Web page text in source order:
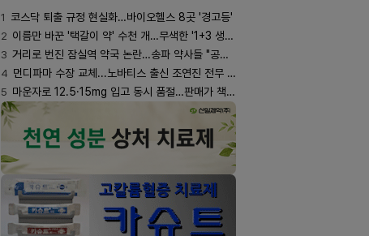
1 코스닥 퇴출 규정 현실화…바이오헬스 8곳 '경고등'
2 이름만 바꾼 '택갈이 약' 수천 개…무색한 '1+3 생동'
3 거리로 번진 잠실역 약국 논란…송파 약사들 "공공성 훼손"
4 먼디파마 수장 교체...노바티스 출신 조연진 전무 내정
5 마운자로 12.5·15mg 입고 동시 품절…판매가 책정 고심